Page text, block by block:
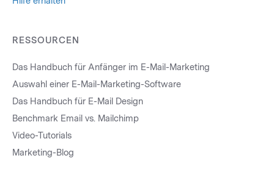
RESSOURCEN
Das Handbuch für Anfänger im E-Mail-Marketing
Auswahl einer E-Mail-Marketing-Software
Das Handbuch für E-Mail Design
Benchmark Email vs. Mailchimp
Video-Tutorials
Marketing-Blog